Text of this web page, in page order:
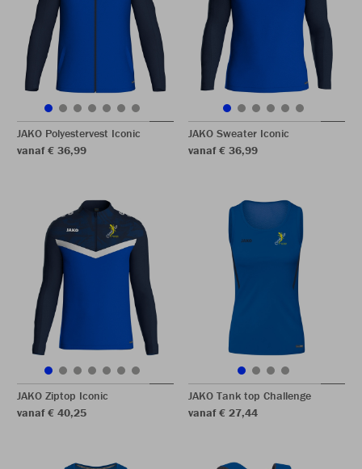
JAKO Polyestervest Iconic
vanaf € 36,99
JAKO Sweater Iconic
vanaf € 36,99
JAKO Ziptop Iconic
vanaf € 40,25
JAKO Tank top Challenge
vanaf € 27,44